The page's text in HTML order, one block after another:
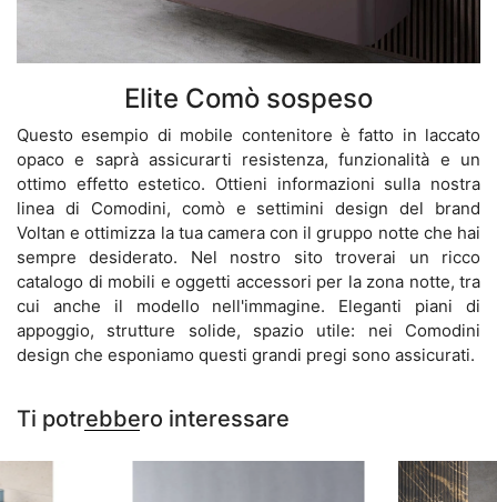
Elite Comò sospeso
Questo esempio di mobile contenitore è fatto in laccato
opaco e saprà assicurarti resistenza, funzionalità e un
ottimo effetto estetico. Ottieni informazioni sulla nostra
linea di Comodini, comò e settimini design del brand
Voltan e ottimizza la tua camera con il gruppo notte che hai
sempre desiderato. Nel nostro sito troverai un ricco
catalogo di mobili e oggetti accessori per la zona notte, tra
cui anche il modello nell'immagine. Eleganti piani di
appoggio, strutture solide, spazio utile: nei Comodini
design che esponiamo questi grandi pregi sono assicurati.
Ti potrebbero interessare